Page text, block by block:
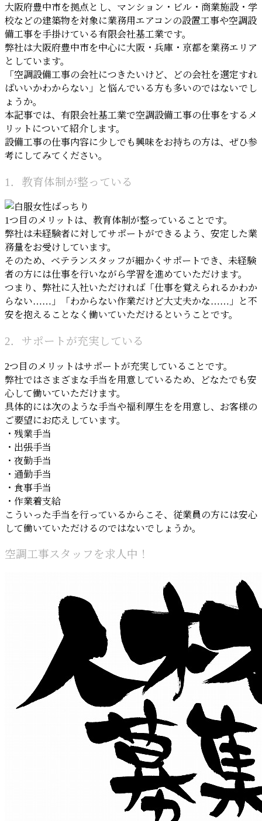
大阪府豊中市を拠点とし、マンション・ビル・商業施設・学
校などの建築物を対象に業務用エアコンの設置工事や空調設
備工事を手掛けている有限会社基工業です。
弊社は大阪府豊中市を中心に大阪・兵庫・京都を業務エリア
としています。
「空調設備工事の会社につきたいけど、どの会社を選定すれ
ばいいかわからない」と悩んでいる方も多いのではないでし
ょうか。
本記事では、有限会社基工業で空調設備工事の仕事をするメ
リットについて紹介します。
設備工事の仕事内容に少しでも興味をお持ちの方は、ぜひ参
考にしてみてください。
1．教育体制が整っている
1つ目のメリットは、教育体制が整っていることです。
弊社は未経験者に対してサポートができるよう、安定した業
務量をお受けしています。
そのため、ベテランスタッフが細かくサポートでき、未経験
者の方には仕事を行いながら学習を進めていただけます。
つまり、弊社に入社いただければ「仕事を覚えられるかわか
らない……」「わからない作業だけど大丈夫かな……」と不
安を抱えることなく働いていただけるということです。
2．サポートが充実している
2つ目のメリットはサポートが充実していることです。
弊社ではさまざまな手当を用意しているため、どなたでも安
心して働いていただけます。
具体的には次のような手当や福利厚生をを用意し、お客様の
ご要望にお応えしています。
・残業手当
・出張手当
・夜勤手当
・通勤手当
・食事手当
・作業着支給
こういった手当を行っているからこそ、従業員の方には安心
して働いていただけるのではないでしょうか。
空調工事スタッフを求人中！